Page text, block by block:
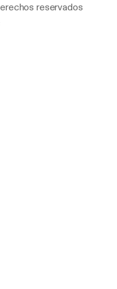
reservados